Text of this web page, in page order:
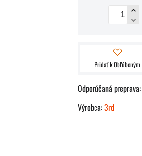
Pridať k Obľúbeným
Výrobca:3rd